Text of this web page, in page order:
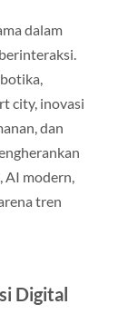
dalam
city, inovasi
dan
modern,
tren
Digital